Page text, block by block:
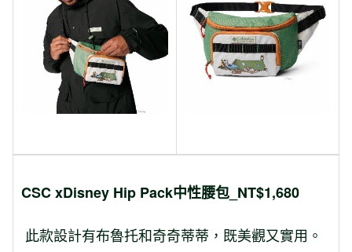
CSC xDisney Hip Pack中性腰包 _NT$1,680
此款設計有布魯托和奇奇蒂蒂，既美觀又實用。